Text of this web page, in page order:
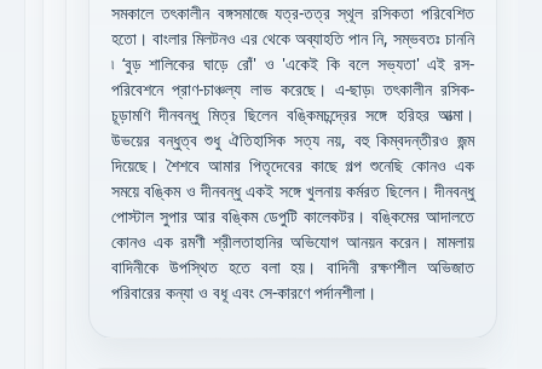
সমকালে তৎকালীন বঙ্গসমাজে যত্র-তত্র স্থূল রসিকতা পরিবেশিত
হতো। বাংলার মিলটনও এর থেকে অব্যাহতি পান নি, সম্ভবতঃ চাননি
৷ ‘বুড় শালিকের ঘাড়ে রোঁ' ও 'একেই কি বলে সভ্যতা' এই রস-
পরিবেশনে প্রাণ-চাঞ্চল্য লাভ করেছে। এ-ছাড়৷ তৎকালীন রসিক-
চূড়ামণি দীনবন্ধু মিত্র ছিলেন বঙ্কিমচন্দ্রের সঙ্গে হরিহর আত্মা।
উভয়ের বন্ধুত্ব শুধু ঐতিহাসিক সত্য নয়, বহু কিম্বদন্তীরও জন্ম
দিয়েছে। শৈশবে আমার পিতৃদেবের কাছে গল্প শুনেছি কোনও এক
সময়ে বঙ্কিম ও দীনবন্ধু একই সঙ্গে খুলনায় কর্মরত ছিলেন। দীনবন্ধু
পোস্টাল সুপার আর বঙ্কিম ডেপুটি কালেকটর। বঙ্কিমের আদালতে
কোনও এক রমণী শ্রীলতাহানির অভিযোগ আনয়ন করেন। মামলায়
বাদিনীকে উপস্থিত হতে বলা হয়। বাদিনী রক্ষণশীল অভিজাত
পরিবারের কন্যা ও বধূ এবং সে-কারণে পর্দানশীলা।